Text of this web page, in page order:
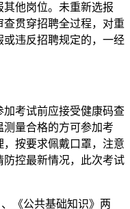
他岗位。未重新选报
贯穿招聘全过程，对重
违反招聘规定的，一经
考试前应接受健康码查
量合格的方可参加考
按要求佩戴口罩，注意
控最新情况，此次考试
《公共基础知识》两